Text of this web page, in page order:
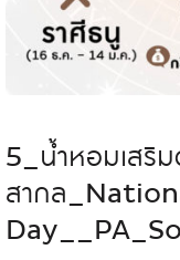
5_น้ำหอมเสริ
สากล